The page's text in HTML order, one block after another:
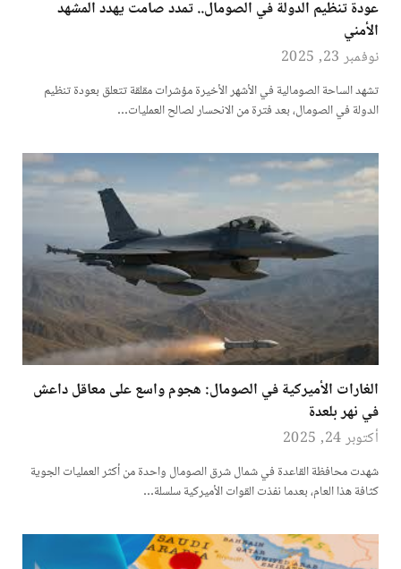
عودة تنظيم الدولة في الصومال.. تمدد صامت يهدد المشهد
الأمني
نوفمبر 23, 2025
تشهد الساحة الصومالية في الأشهر الأخيرة مؤشرات مقلقة تتعلق بعودة تنظيم
الدولة في الصومال، بعد فترة من الانحسار لصالح العمليات…
الغارات الأميركية في الصومال: هجوم واسع على معاقل داعش
في نهر بلعدة
أكتوبر 24, 2025
شهدت محافظة القاعدة في شمال شرق الصومال واحدة من أكثر العمليات الجوية
كثافة هذا العام، بعدما نفذت القوات الأميركية سلسلة…